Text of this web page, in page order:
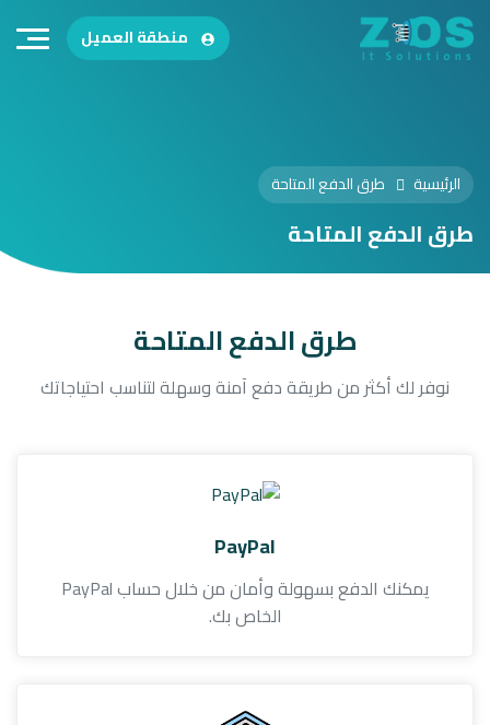
منطقة العميل
الرئيسية طرق الدفع المتاحة
طرق الدفع المتاحة
طرق الدفع المتاحة
نوفر لك أكثر من طريقة دفع آمنة وسهلة لتناسب احتياجاتك
PayPal
يمكنك الدفع بسهولة وأمان من خلال حساب PayPal
الخاص بك.